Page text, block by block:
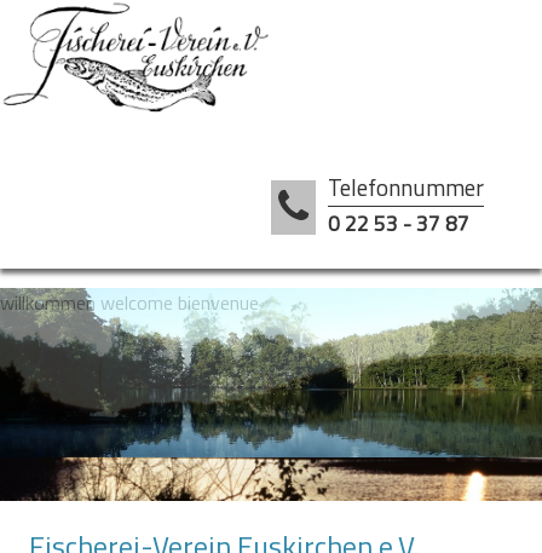
Telefonnummer
0 22 53 - 37 87
willkommen welcome bienvenue